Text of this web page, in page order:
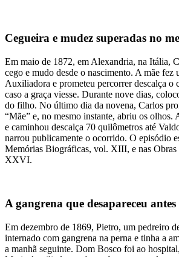
Cegueira e mudez superadas no
Em maio de 1872, em Alexandria, na Itália,
cego e mudo desde o nascimento. A mãe fez
Auxiliadora e prometeu percorrer descalça o
caso a graça viesse. Durante nove dias,
do filho. No último dia da novena, Carlos
“Mãe” e, no mesmo instante, abriu os olhos.
e caminhou descalça 70 quilômetros até
narrou publicamente o ocorrido. O episódio
Memórias Biográficas, vol. XIII, e nas Obras
XXVI.
A gangrena que desapareceu
Em dezembro de 1869, Pietro, um pedreiro
internado com gangrena na perna e tinha a
a manhã seguinte. Dom Bosco foi ao